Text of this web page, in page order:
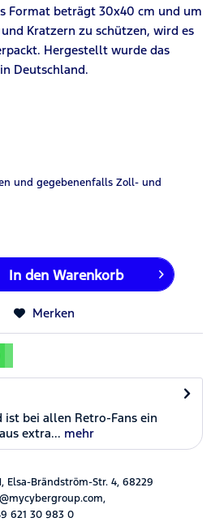
Format beträgt 30x40 cm und um
Kratzern zu schützen, wird es
Hergestellt wurde das
Deutschland.
und gegebenenfalls Zoll- und
In den Warenkorb
Merken
ist bei allen Retro-Fans ein
extra... mehr
Elsa-Brändström-Str. 4, 68229
621 30 983 0